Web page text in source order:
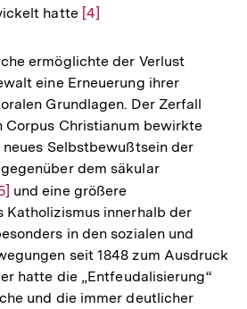
hatte Zur
der
Fußnote
[4]
ermöglichte der Verlust
eine Erneuerung ihrer
Grundlagen. Der Zerfall
Christianum bewirkte
Selbstbewußtsein der
dem säkular
und eine größere
Katholizismus innerhalb der
in den sozialen und
seit 1848 zum Ausdruck
hatte die „Entfeudalisierung“
und die immer deutlicher